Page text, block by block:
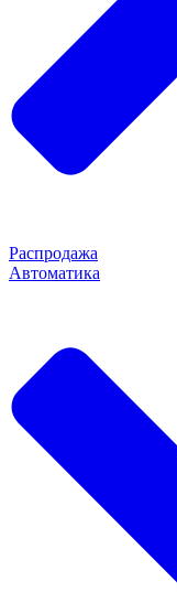
Распродажа
Автоматика